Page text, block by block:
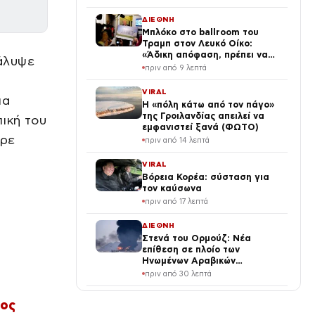
του
σαν εργένης»
ΔΙΕΘΝΗ
Μπλόκο στο ballroom του
Τραμπ στον Λευκό Οίκο:
«Άδικη απόφαση, πρέπει να
ανατραπεί» λέει ο Αμερικανός
πριν από 9 λεπτά
VIRAL
Η «πόλη κάτω από τον πάγο»
της Γροιλανδίας απειλεί να
εμφανιστεί ξανά (ΦΩΤΟ)
πριν από 14 λεπτά
VIRAL
Βόρεια Κορέα: σύσταση για
τον καύσωνα
πριν από 17 λεπτά
ΔΙΕΘΝΗ
Στενά του Ορμούζ: Νέα
επίθεση σε πλοίο των
Ηνωμένων Αραβικών
Εμιράτων – Ιράν και
πριν από 30 λεπτά